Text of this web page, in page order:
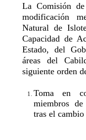
La Comisión
modificación
Natural de
Capacidad de
Estado, del
áreas del
siguiente orden
Toma en
miembros
tras el